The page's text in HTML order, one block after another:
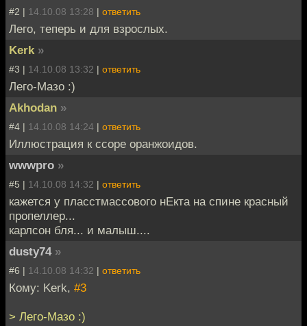
#2 | 14.10.08 13:28 | ответить
Лего, теперь и для взрослых.
Kerk »
#3 | 14.10.08 13:32 | ответить
Лего-Мазо :)
Akhodan »
#4 | 14.10.08 14:24 | ответить
Иллюстрация к ссоре оранжоидов.
wwwpro »
#5 | 14.10.08 14:32 | ответить
кажется у пласстмассового нЕкта на спине красный
пропеллер...
карлсон бля... и малыш....
dusty74 »
#6 | 14.10.08 14:32 | ответить
Кому: Kerk, #3
> Лего-Мазо :)